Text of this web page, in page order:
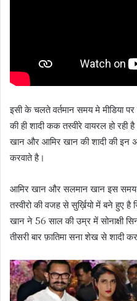
इसी के चलते वर्तमान समय मे मीडिया
की ही शादी कक तस्वीरे वायरल हो
खान और आमिर खान की शादी की इन
करवाते है।
आमिर खान और सलमान खान इस समय
तस्वीरो की वजह से सुर्ख़ियो में बने हुए
खान ने 56 साल की उम्र में सोनाक्षी
तीसरी बार फ़ातिमा सना शेख से शादी